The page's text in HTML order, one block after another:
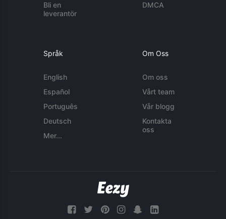
Bli en
leverantör
DMCA
Språk
English
Español
Português
Deutsch
Mer...
Om Oss
Om oss
Vårt team
Vår blogg
Kontakta
oss